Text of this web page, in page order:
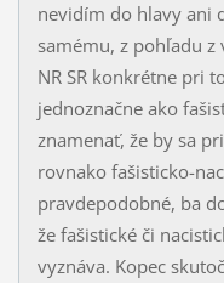
nevidím do hlavy ani
samému, z pohľadu z
NR SR konkrétne pri
jednoznačne ako
zname­nať, že by sa
rovnako fašisticko-
pravdepodobné, ba
že fašistické či
vyznáva. Kopec